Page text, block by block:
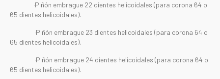
·Piñón embrague 22 dientes helicoidales (para corona 64 o
65 dientes helicoidales).
·Piñón embrague 23 dientes helicoidales (para corona 64 o
65 dientes helicoidales).
·Piñón embrague 24 dientes helicoidales (para corona 64 o
65 dientes helicoidales).